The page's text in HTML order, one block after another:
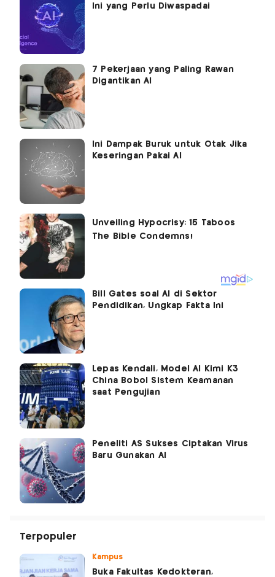
Ini yang Perlu Diwaspadai
7 Pekerjaan yang Paling Rawan
Digantikan AI
Ini Dampak Buruk untuk Otak Jika
Keseringan Pakai AI
Bill Gates soal AI di Sektor
Pendidikan, Ungkap Fakta Ini
Lepas Kendali, Model AI Kimi K3
China Bobol Sistem Keamanan
saat Pengujian
Peneliti AS Sukses Ciptakan Virus
Baru Gunakan AI
Terpopuler
Kampus
Buka Fakultas Kedokteran,